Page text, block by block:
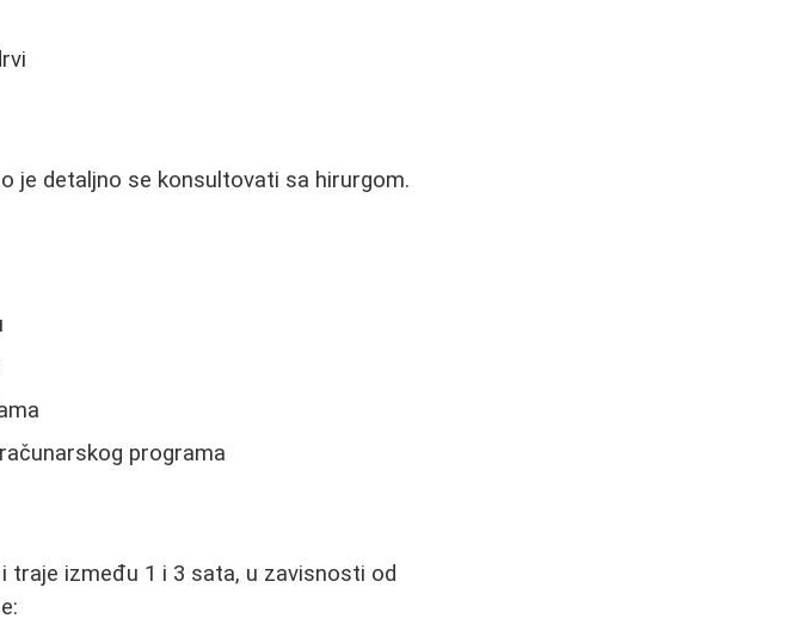
je detaljno se konsultovati sa hirurgom.
programa
traje između 1 i 3 sata, u zavisnosti od